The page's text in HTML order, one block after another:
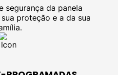
segurança da panela
proteção e a da sua